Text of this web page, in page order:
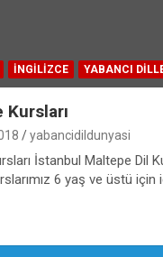
İNGILIZCE YABANCI
yabancidildunyasi
İstanbul Maltepe Dil
6 yaş ve üstü için